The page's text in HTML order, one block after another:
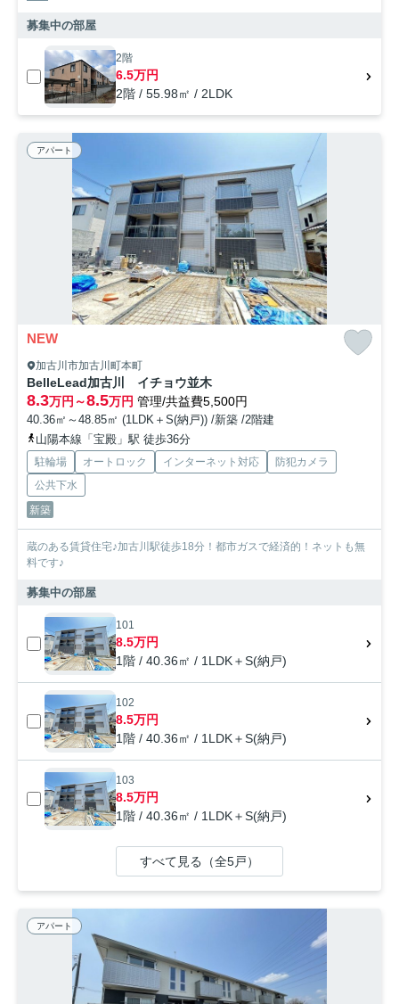
募集中の部屋
2階
6.5万円
2階 / 55.98㎡ / 2LDK
アパート
NEW
加古川市加古川町本町
BelleLead加古川 イチョウ並木
8.3万円～8.5万円 管理/共益費5,500円
40.36㎡～48.85㎡ (1LDK＋S(納戸)) /新築 /2階建
山陽本線「宝殿」駅 徒歩36分
駐輪場 オートロック インターネット対応
防犯カメラ
公共下水
新築
蔵のある賃貸住宅♪加古川駅徒歩18分！都市ガスで経済的！ネットも無
料です♪
募集中の部屋
101
8.5万円
1階 / 40.36㎡ / 1LDK＋S(納戸)
102
8.5万円
1階 / 40.36㎡ / 1LDK＋S(納戸)
103
8.5万円
1階 / 40.36㎡ / 1LDK＋S(納戸)
すべて見る（全5戸）
アパート